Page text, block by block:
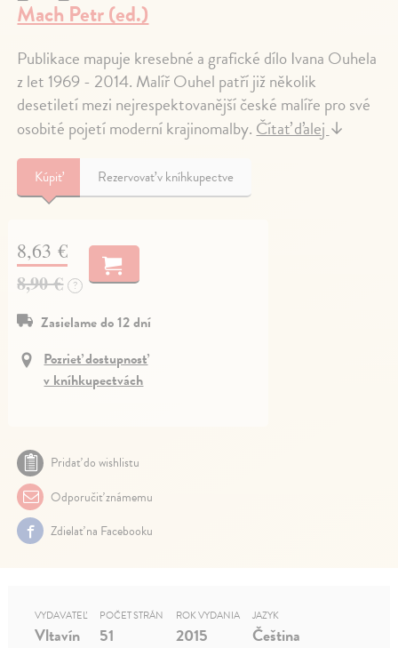
Mach Petr (ed.)
Publikace mapuje kresebné a grafické dílo Ivana Ouhela
z let 1969 - 2014. Malíř Ouhel patří již několik
desetiletí mezi nejrespektovanější české malíře pro své
osobité pojetí moderní krajinomalby.Čítať ďalej↓
Kúpiť Rezervovať v kníhkupectve
8,63 €
8,90 €
?
Zasielame do 12 dní
Pozrieť dostupnosť
v kníhkupectvách
Pridať do wishlistu
Odporučiť známemu
Zdielať na Facebooku
VYDAVATEĽ
Vltavín
POČET STRÁN
51
ROK VYDANIA
2015
JAZYK
Čeština